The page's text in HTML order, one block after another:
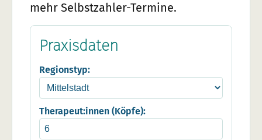
mehr Selbstzahler-Termine.
Praxisdaten
Regionstyp:
Therapeut:innen (Köpfe):